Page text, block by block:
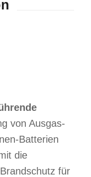
von Ausgas-
Batterien
die
für